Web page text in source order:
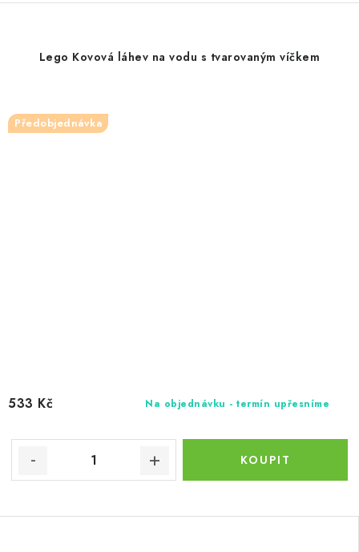
Lego Kovová láhev na vodu s tvarovaným víčkem
Předobjednávka
Na objednávku - termín upřesníme
533 Kč